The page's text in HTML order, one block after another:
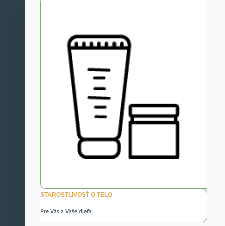
STAROSTLIVOSŤ O TELO
Pre Vás a Vaše dieťa.